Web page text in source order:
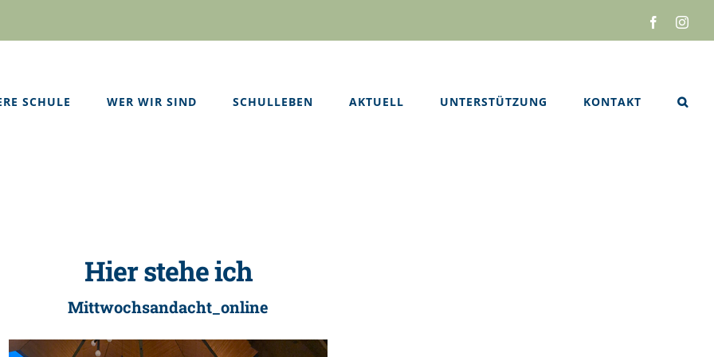
Facebook
SCHULE WER WIR SIND SCHULLEBEN AKTUELL UNTERSTÜTZUNG KONTAKT
Hier stehe ich
Mittwochsandacht_online